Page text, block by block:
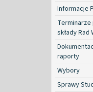
Informacje
składy Rad
raporty
Wybory
Sprawy